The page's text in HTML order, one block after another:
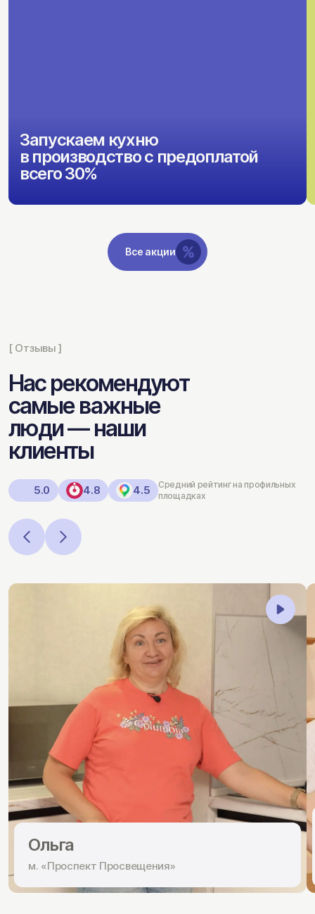
Запускаем кухню
в производство с предоплатой
всего 30%
Все акции
[ Отзывы ]
Нас рекомендуют
самые важные
люди — наши
клиенты
5.0 4.8 4.5
Средний рейтинг на профильных
площадках
Ольга
м. «Проспект Просвещения»